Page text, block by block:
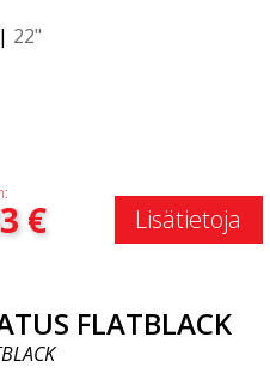
| 22"
€ Lisätietoja
FLATBLACK